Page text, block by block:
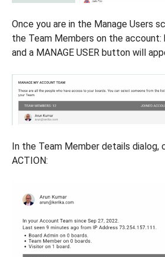
Once you are in the Manage Users
the Team Members on the account:
and a MANAGE USER button will
In the Team Member details dialog,
ACTION: